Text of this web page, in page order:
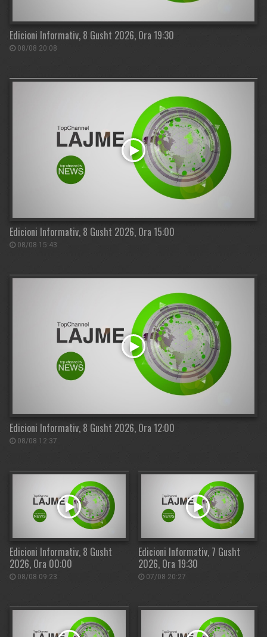
Edicioni Informativ, 8 Gusht 2026, Ora 19:30
08/08 20:08
Edicioni Informativ, 8 Gusht 2026, Ora 15:00
08/08 15:43
Edicioni Informativ, 8 Gusht 2026, Ora 12:00
08/08 12:37
Edicioni Informativ, 8 Gusht
2026, Ora 00:00
08/08 09:23
Edicioni Informativ, 7 Gusht
2026, Ora 19:30
07/08 20:27